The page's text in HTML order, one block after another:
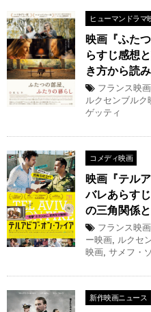
ヒューマンドラマ
映画『ふた
らすじ感想
き方から読
フランス映画
ルクセンブルク
ゲッティ
コメディ映画
映画『テル
バレあらす
の三角関係
フランス映画
ー映画, ルクセ
映画, サメフ・
新作映画ニュース